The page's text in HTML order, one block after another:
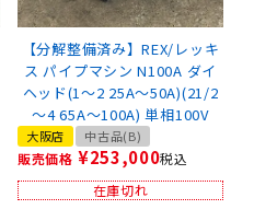
【分解整備済み】REX/レッキ
ス パイプマシン N100A ダイ
ヘッド(1～2 25A～50A)(21/2
～4 65A～100A) 単相100V
大阪店 中古品(B)
販売価格 ¥253,000税込
在庫切れ